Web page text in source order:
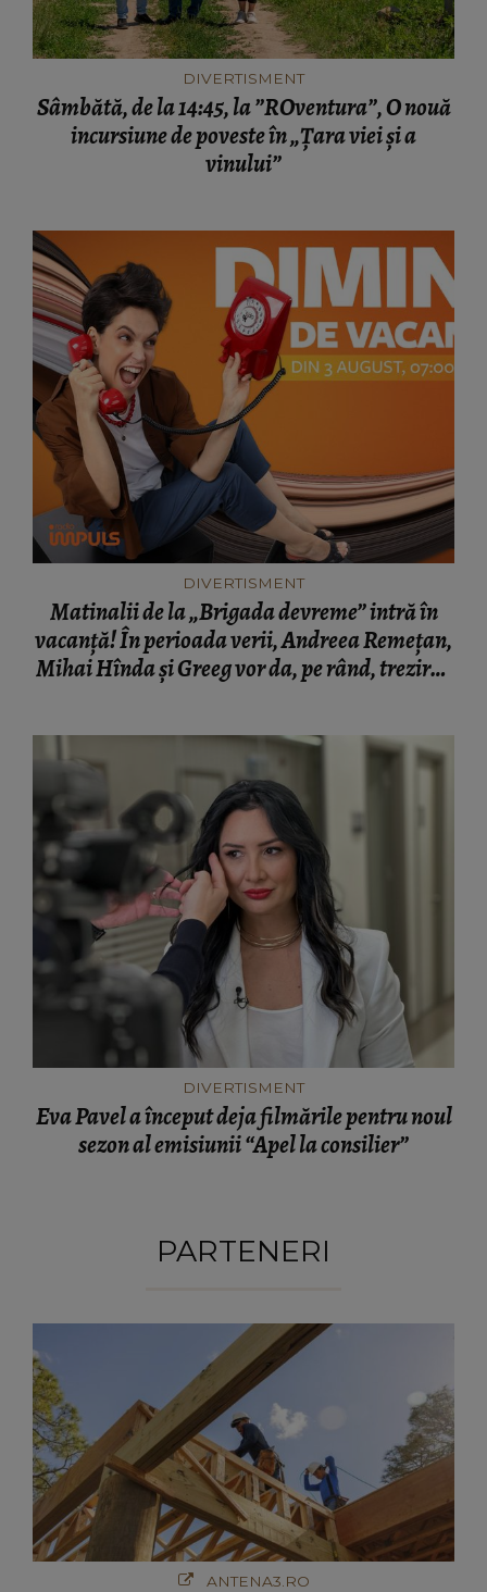
DIVERTISMENT
Sâmbătă, de la 14:45, la ”ROventura”, O nouă
incursiune de poveste în „Țara viei și a
vinului”
DIVERTISMENT
Matinalii de la „Brigada devreme” intră în
vacanță! În perioada verii, Andreea Remețan,
Mihai Hînda și Greeg vor da, pe rând, trezirea
DIVERTISMENT
Eva Pavel a început deja filmările pentru noul
sezon al emisiunii “Apel la consilier”
PARTENERI
ANTENA3.RO